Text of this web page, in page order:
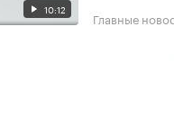
10:12 Главные